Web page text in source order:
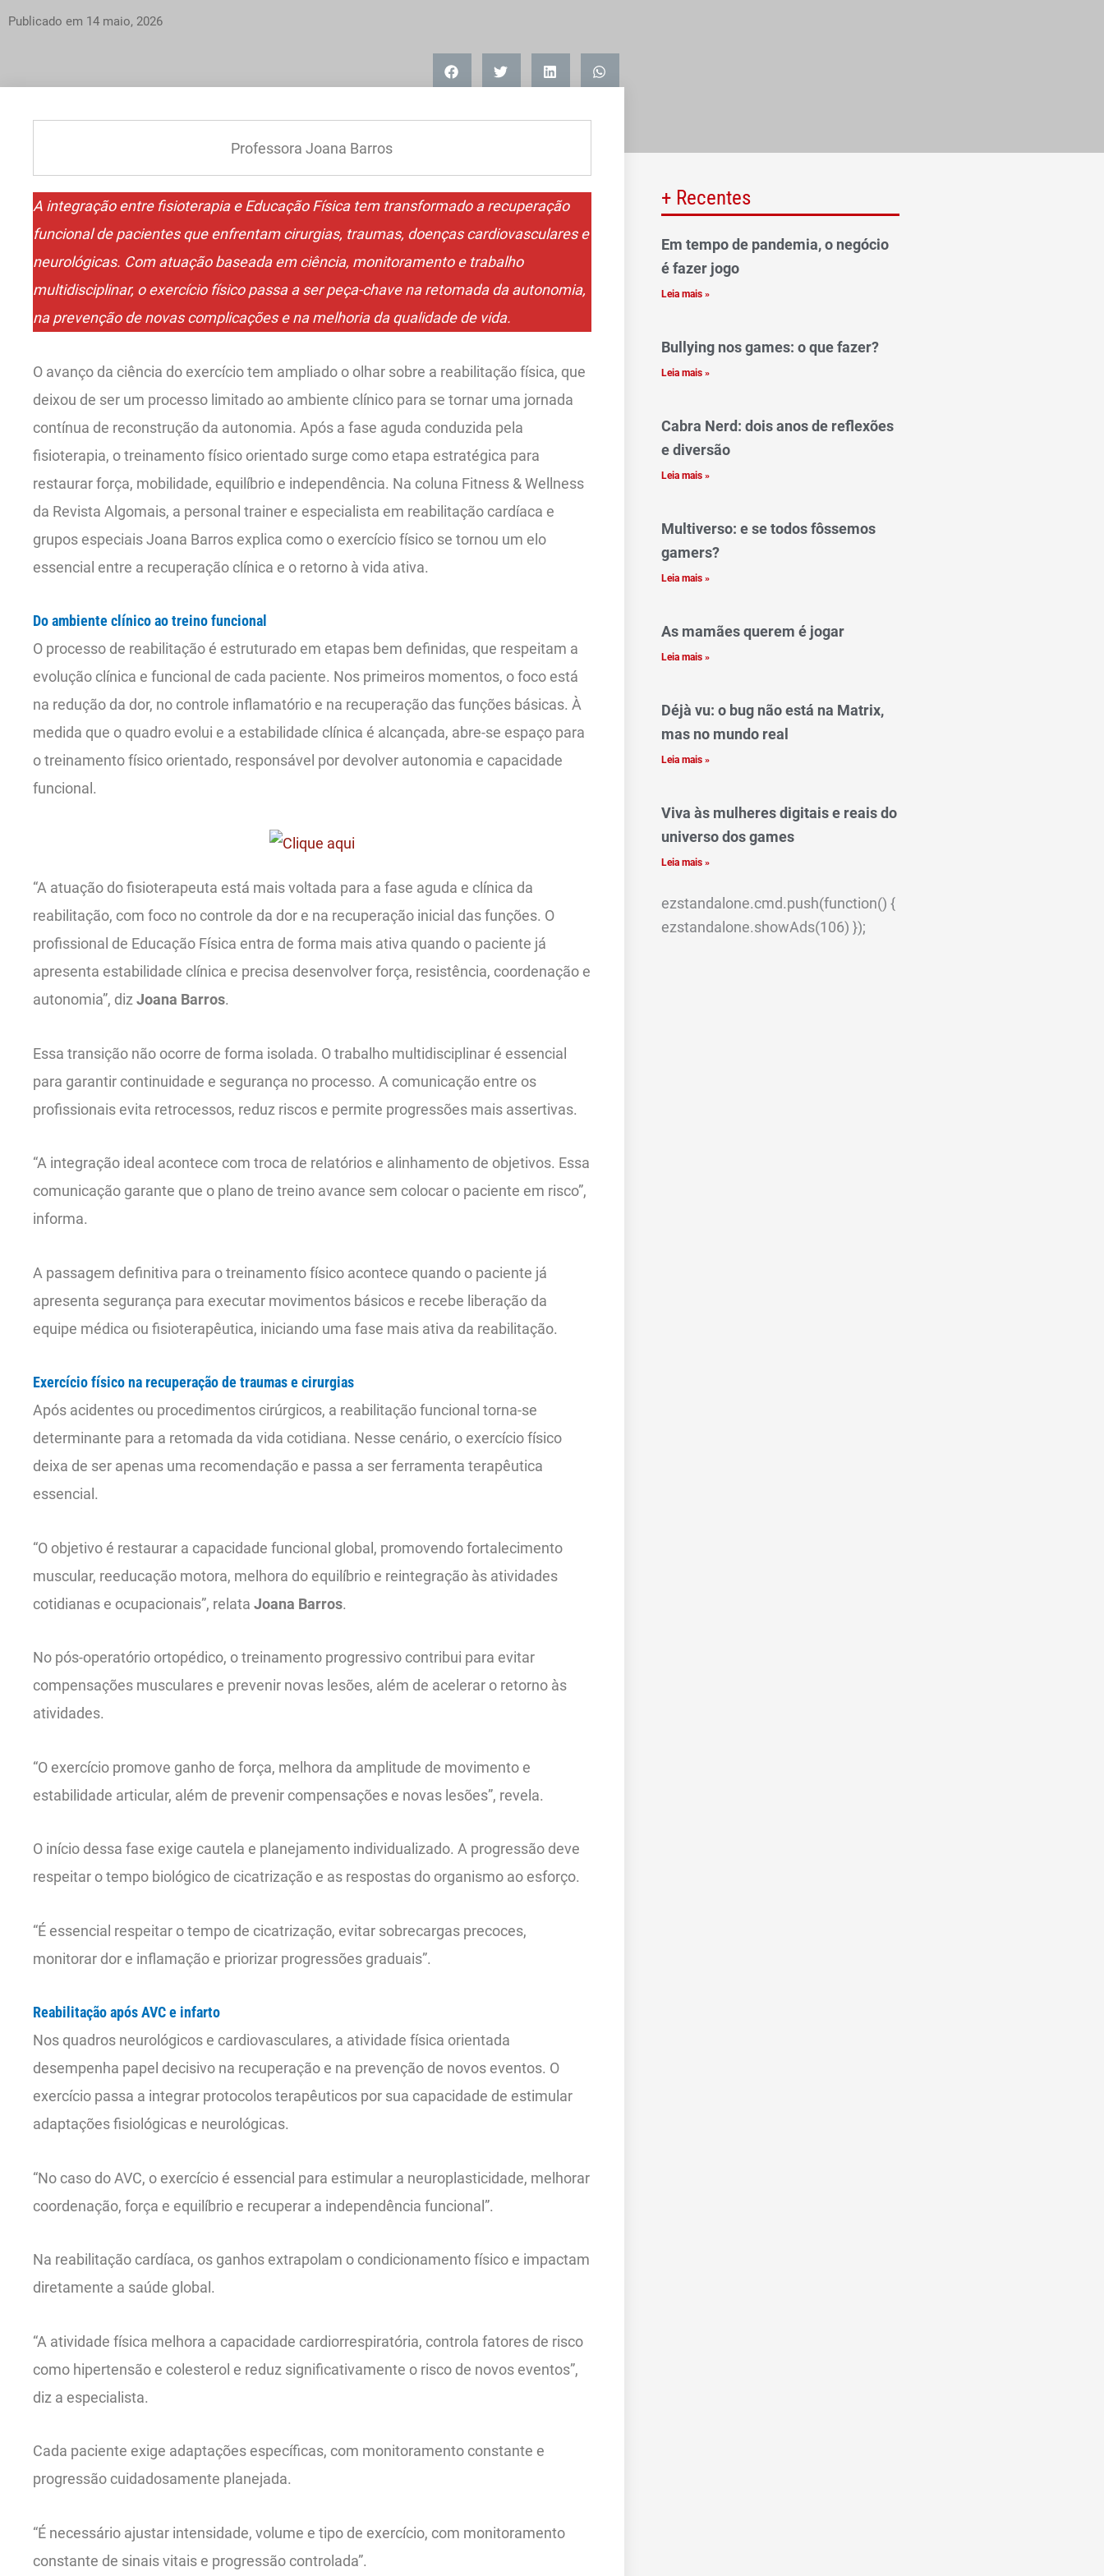
Publicado em 14 maio, 2026
Professora Joana Barros
A integração entre fisioterapia e Educação Física tem transformado a recuperação
funcional de pacientes que enfrentam cirurgias, traumas, doenças cardiovasculares e
neurológicas. Com atuação baseada em ciência, monitoramento e trabalho
multidisciplinar, o exercício físico passa a ser peça-chave na retomada da autonomia,
na prevenção de novas complicações e na melhoria da qualidade de vida.
O avanço da ciência do exercício tem ampliado o olhar sobre a reabilitação física, que
deixou de ser um processo limitado ao ambiente clínico para se tornar uma jornada
contínua de reconstrução da autonomia. Após a fase aguda conduzida pela
fisioterapia, o treinamento físico orientado surge como etapa estratégica para
restaurar força, mobilidade, equilíbrio e independência. Na coluna Fitness & Wellness
da Revista Algomais, a personal trainer e especialista em reabilitação cardíaca e
grupos especiais Joana Barros explica como o exercício físico se tornou um elo
essencial entre a recuperação clínica e o retorno à vida ativa.
Do ambiente clínico ao treino funcional
O processo de reabilitação é estruturado em etapas bem definidas, que respeitam a
evolução clínica e funcional de cada paciente. Nos primeiros momentos, o foco está
na redução da dor, no controle inflamatório e na recuperação das funções básicas. À
medida que o quadro evolui e a estabilidade clínica é alcançada, abre-se espaço para
o treinamento físico orientado, responsável por devolver autonomia e capacidade
funcional.
“A atuação do fisioterapeuta está mais voltada para a fase aguda e clínica da
reabilitação, com foco no controle da dor e na recuperação inicial das funções. O
profissional de Educação Física entra de forma mais ativa quando o paciente já
apresenta estabilidade clínica e precisa desenvolver força, resistência, coordenação e
autonomia”, dizJoana Barros.
Essa transição não ocorre de forma isolada. O trabalho multidisciplinar é essencial
para garantir continuidade e segurança no processo. A comunicação entre os
profissionais evita retrocessos, reduz riscos e permite progressões mais assertivas.
“A integração ideal acontece com troca de relatórios e alinhamento de objetivos. Essa
comunicação garante que o plano de treino avance sem colocar o paciente em risco”,
informa.
A passagem definitiva para o treinamento físico acontece quando o paciente já
apresenta segurança para executar movimentos básicos e recebe liberação da
equipe médica ou fisioterapêutica, iniciando uma fase mais ativa da reabilitação.
Exercício físico na recuperação de traumas e cirurgias
Após acidentes ou procedimentos cirúrgicos, a reabilitação funcional torna-se
determinante para a retomada da vida cotidiana. Nesse cenário, o exercício físico
deixa de ser apenas uma recomendação e passa a ser ferramenta terapêutica
essencial.
“O objetivo é restaurar a capacidade funcional global, promovendo fortalecimento
muscular, reeducação motora, melhora do equilíbrio e reintegração às atividades
cotidianas e ocupacionais”, relata Joana Barros.
No pós-operatório ortopédico, o treinamento progressivo contribui para evitar
compensações musculares e prevenir novas lesões, além de acelerar o retorno às
atividades.
“O exercício promove ganho de força, melhora da amplitude de movimento e
estabilidade articular, além de prevenir compensações e novas lesões”, revela.
O início dessa fase exige cautela e planejamento individualizado. A progressão deve
respeitar o tempo biológico de cicatrização e as respostas do organismo ao esforço.
“É essencial respeitar o tempo de cicatrização, evitar sobrecargas precoces,
monitorar dor e inflamação e priorizar progressões graduais”.
Reabilitação após AVC e infarto
Nos quadros neurológicos e cardiovasculares, a atividade física orientada
desempenha papel decisivo na recuperação e na prevenção de novos eventos. O
exercício passa a integrar protocolos terapêuticos por sua capacidade de estimular
adaptações fisiológicas e neurológicas.
“No caso do AVC, o exercício é essencial para estimular a neuroplasticidade, melhorar
coordenação, força e equilíbrio e recuperar a independência funcional”.
Na reabilitação cardíaca, os ganhos extrapolam o condicionamento físico e impactam
diretamente a saúde global.
“A atividade física melhora a capacidade cardiorrespiratória, controla fatores de risco
como hipertensão e colesterol e reduz significativamente o risco de novos eventos”,
diz a especialista.
Cada paciente exige adaptações específicas, com monitoramento constante e
progressão cuidadosamente planejada.
“É necessário ajustar intensidade, volume e tipo de exercício, com monitoramento
constante de sinais vitais e progressão controlada”.
+ Recentes
Em tempo de pandemia, o negócio
é fazer jogo
Leia mais »
Bullying nos games: o que fazer?
Leia mais »
Cabra Nerd: dois anos de reflexões
e diversão
Leia mais »
Multiverso: e se todos fôssemos
gamers?
Leia mais »
As mamães querem é jogar
Leia mais »
Déjà vu: o bug não está na Matrix,
mas no mundo real
Leia mais »
Viva às mulheres digitais e reais do
universo dos games
Leia mais »
ezstandalone.cmd.push(function() {
ezstandalone.showAds(106) });